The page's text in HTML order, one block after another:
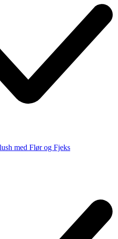
med Flør og Fjeks